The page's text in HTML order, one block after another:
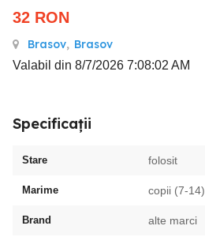
32 RON
Brasov, Brasov
Valabil din 8/7/2026 7:08:02 AM
Specificații
Stare folosit
Marime copii (7-14)
Brand alte marci